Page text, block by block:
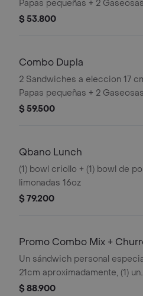
Papas pequeñas + 2
Cola 400ml.
$ 53.800
Combo Dupla
2 Sandwiches a eleccion 17
Papas pequeñas + 2
Cola 400ml.
$ 59.500
Qbano Lunch
(1) bowl criollo + (1) bowl de
limonadas 16oz
$ 79.200
Promo Combo Mix +
Un sándwich personal
21cm aproximadamente, (1) un
sándwich personal ropa vieja
$ 88.900